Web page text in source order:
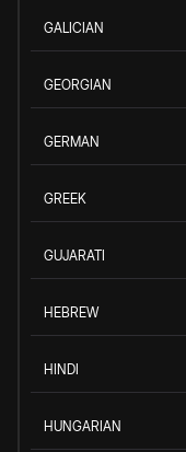
GALICIAN
GEORGIAN
GERMAN
GREEK
GUJARATI
HEBREW
HINDI
HUNGARIAN